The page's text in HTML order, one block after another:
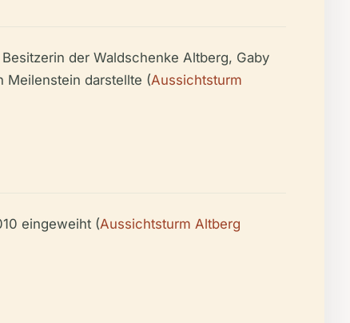
der Waldschenke Altberg, Gaby
Meilenstein darstellte (Aussichtsturm
eingeweiht (Aussichtsturm Altberg